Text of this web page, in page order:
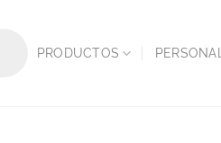
PRODUCTOS